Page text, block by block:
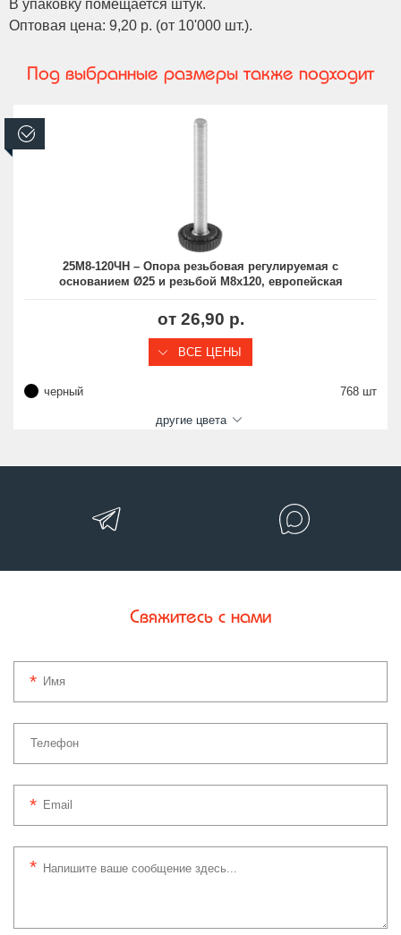
В упаковку помещается штук.
Оптовая цена: 9,20 р. (от 10'000 шт.).
Под выбранные размеры также подходит
25М8-120ЧН – Опора резьбовая регулируемая с
основанием Ø25 и резьбой М8х120, европейская
от 26,90 р.
ВСЕ ЦЕНЫ
черный 768 шт
другие цвета
Свяжитесь с нами